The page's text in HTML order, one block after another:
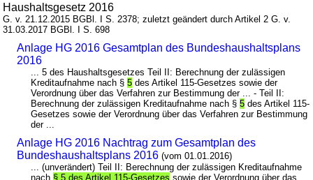
Haushaltsgesetz 2016
G. v. 21.12.2015 BGBl. I S. 2378; zuletzt geändert durch Artikel 2 G. v.
31.03.2017 BGBl. I S. 698
Anlage HG 2016 Gesamtplan des Bundeshaushaltsplans
2016
... 5 des Haushaltsgesetzes Teil II: Berechnung der zulässigen
Kreditaufnahme nach §5 des Artikel 115-Gesetzes sowie der
Verordnung über das Verfahren zur Bestimmung der ... - Teil II:
Berechnung der zulässigen Kreditaufnahme nach §5 des Artikel 115-
Gesetzes sowie der Verordnung über das Verfahren zur Bestimmung
der ...
Anlage HG 2016 Nachtrag zum Gesamtplan des
Bundeshaushaltsplans 2016 (vom 01.01.2016)
... (unverändert) Teil II: Berechnung der zulässigen Kreditaufnahme
nach § 5 des Artikel 115-Gesetzes sowie der Verordnung über das